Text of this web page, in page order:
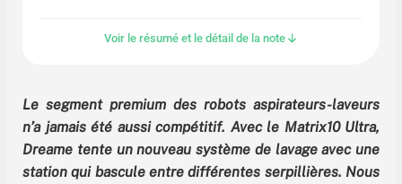
Voir le résumé et le détail de la note
Le segment premium des robots aspirateurs-laveurs
n’a jamais été aussi compétitif. Avec le Matrix10 Ultra,
Dreame tente un nouveau système de lavage avec une
station qui bascule entre différentes serpillières. Nous